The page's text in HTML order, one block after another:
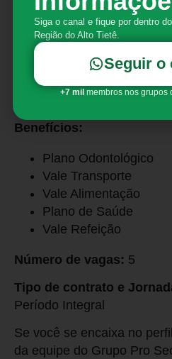
de limpeza
Requisitos:
Experiência
Trabalho
Vivência em
comerciais
Benefícios:
Plano Odontológico
Vale Transporte
Vale Alimentação
Plano de Saúde
Vale Refeição
Número de vagas: 5
Tipo de contrato e
Período Integral
Se você se encaixa no
da equipe do Grupo Pro
Siga o canal e fique por dentro
Região do Alto Tietê.
Seguir o
+7 mil membros nos grupos